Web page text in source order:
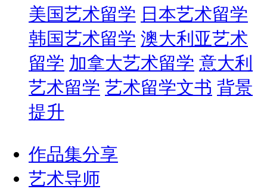
美国艺术留学 日本艺术留学
韩国艺术留学 澳大利亚艺术
留学 加拿大艺术留学 意大利
艺术留学 艺术留学文书 背景
提升
作品集分享
艺术导师